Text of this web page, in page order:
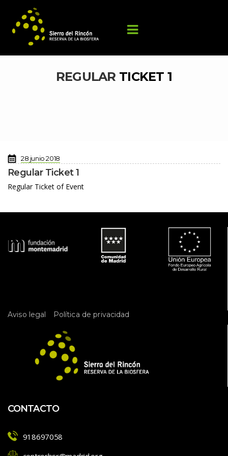
REGULAR TICKET 1
28 junio 2018
Regular Ticket 1
Regular Ticket of Event
Aviso legal Política de privacidad
CONTACTO
918697058